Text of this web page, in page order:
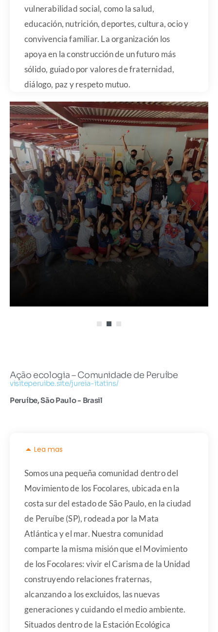
vulnerabilidad social, como la salud,
educación, nutrición, deportes, cultura, ocio y
convivencia familiar. La organización los
apoya en la construcción de un futuro más
sólido, guiado por valores de fraternidad,
diálogo, paz y respeto mutuo.
Ação ecologia – Comunidade de Peruíbe
visiteperuibe.site/jureia-itatins/
Peruíbe, São Paulo - Brasil
Lea mas
Somos una pequeña comunidad dentro del
Movimiento de los Focolares, ubicada en la
costa sur del estado de São Paulo, en la ciudad
de Peruíbe (SP), rodeada por la Mata
Atlántica y el mar. Nuestra comunidad
comparte la misma misión que el Movimiento
de los Focolares: vivir el Carisma de la Unidad
construyendo relaciones fraternas,
alcanzando a los excluidos, las nuevas
generaciones y cuidando el medio ambiente.
Situados dentro de la Estación Ecológica